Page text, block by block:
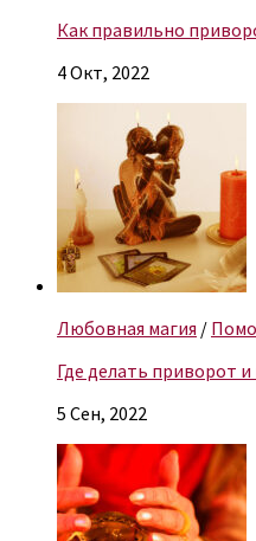
Как правильно
4 Окт, 2022
Любовная магия /
Где делать приворот и
5 Сен, 2022